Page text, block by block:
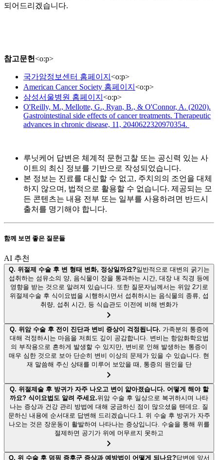
되어드리겠습니다.
참고문헌<o:p>
국가암정보센터 홈페이지 <o:p>
American Cancer Society 홈페이지 <o:p>
삼성서울병원 홈페이지 <o:p>
O'Reilly, M., Mellotte, G., Ryan, B., & O'Connor, A. (2020).
Gastrointestinal side effects of cancer treatments. Therapeutic
advances in chronic disease, 11, 2040622320970354.
루닛케어 답변은 체계적 문헌고찰 또는 공신력 있는 사
이트의 최신 정보를 기반으로 작성되었습니다.
본 정보는 진료를 대신할 수 없고, 주치의의 조언을 대체
하지 않으며, 법적으로 활용할 수 없습니다. 제공되는 모
든 콘텐츠는 내용 전부 또는 일부를 사용하려면 반드시
출처를 명기해야 합니다.
함께 보면 좋은 질문들
AI 추천
Q. 위절제 수술 후 변 형태 변화, 정상일까요?일반적으로 대변의 굵기는
섭취하는 섬유소의 양, 음식물이 장을 통과하는 시간, 대장 내 직경 등에
영향을 받는 것으로 알려져 있습니다. 또한 질문자님께서는 위암 2기로
위절제수술 후 식이요법을 시행하시면서 섭취하시는 음식물의 종류, 섭
취량, 섭취 시간, 등 식습관도 이전에 비해 변화가
Q. 위암 수술 후 전이 진단과 변비 증상이 걱정됩니다. 가족분의 통증에
대해 걱정하시는 마음을 저희도 깊이 공감합니다. 변비는 항암화학요법
의 부작용으로 흔하게 발생할 수 있지만, 변비로 인해 발생하는 통증이
매우 심한 것으로 보아 단순히 변비 이상의 문제가 있을 수 있습니다. 현
재 말씀해 주신 상태를 미루어 보았을 때, 통증의 원인을 단
Q. 위절제술 후 방귀가 자주 나오고 변이 얇아졌습니다. 어떻게 해야 할
까요? 식이요법도 알려 주세요.위암 수술 후 일상으로 복귀하시며 나타
나는 증상과 건강 관리 방법에 대해 궁금하신 점이 많으셨을 텐데요. 질
문하신 내용에 순서대로 답변해 드리겠습니다.1. 위 수술 후 방귀가 자주
나오는 것은 장운동이 활발하여 나타나는 증상입니다. 수술을 통해 위를
절제하면 공기가 위에 머무르지 못하고
Q. 위 수술 후 덤핑 증후군 증상과 예방법이 어떻게 되나요?답변에 앞서